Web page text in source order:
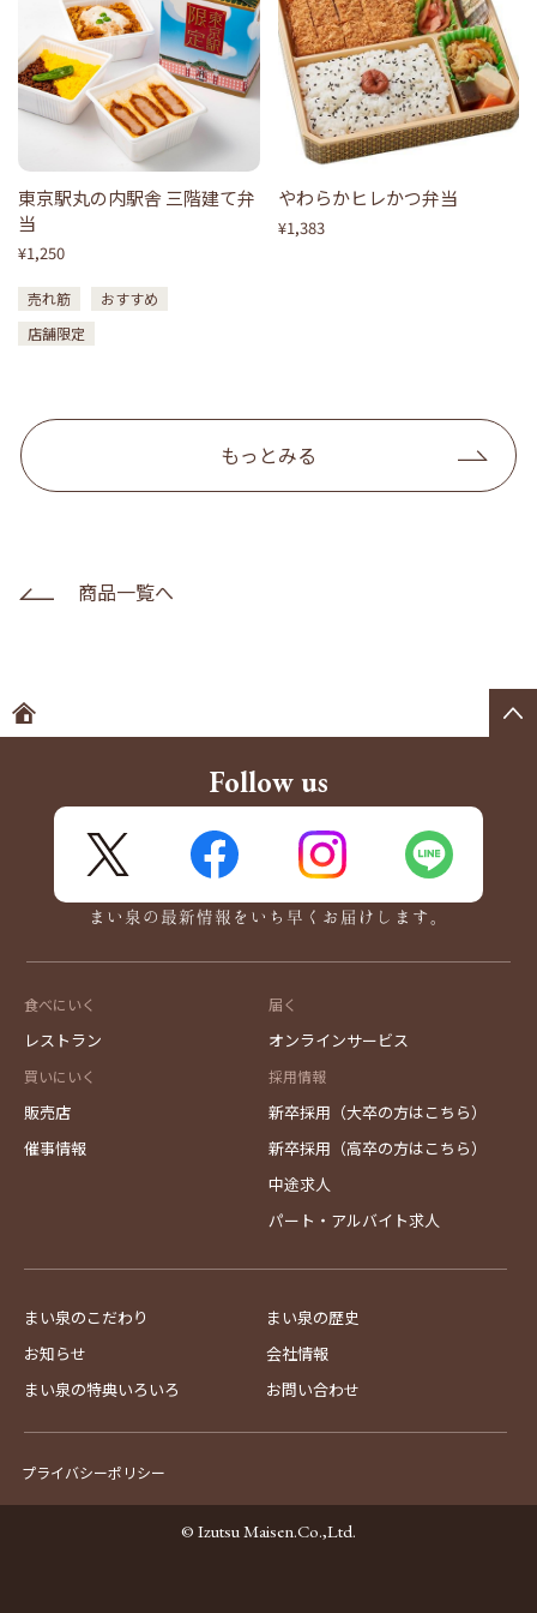
東京駅丸の内駅舎 三階建て弁
当
¥1,250
売れ筋
おすすめ
店舗限定
やわらかヒレかつ弁当
¥1,383
もっとみる
商品一覧へ
Follow us
FaceBook Instagram
まい泉の最新情報をいち早くお届けします。
食べにいく
レストラン
買いにいく
販売店
催事情報
届く
オンラインサービス
採用情報
新卒採用（大卒の方はこちら）
新卒採用（高卒の方はこちら）
中途求人
パート・アルバイト求人
まい泉のこだわり
まい泉の歴史
お知らせ
会社情報
まい泉の特典いろいろ
お問い合わせ
プライバシーポリシー
© Izutsu Maisen.Co.,Ltd.